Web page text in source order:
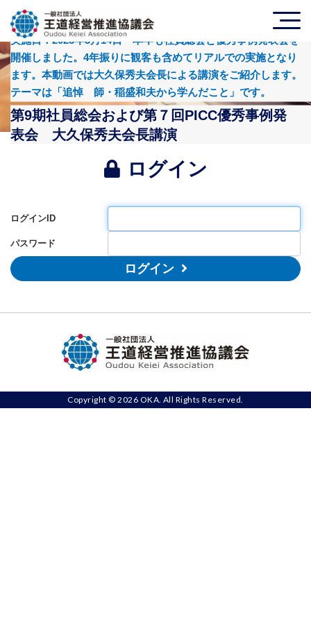
実施日：2023年3月14日 本年も社員総会と優秀事例発表会を
開催しました。4年振りに観客も含めてリアルでの実施となり
ます。本動画では大久保秀夫会長による講演をご紹介します。
テーマは「追悼 師・稲盛和夫から学んだこと」です。
第9期社員総会および第７回PICC優秀事例発
表会 大久保秀夫会長講演
ログイン
ログインID
パスワード
ログイン
Copyright © 2026 OKA. All Rights Reserved.